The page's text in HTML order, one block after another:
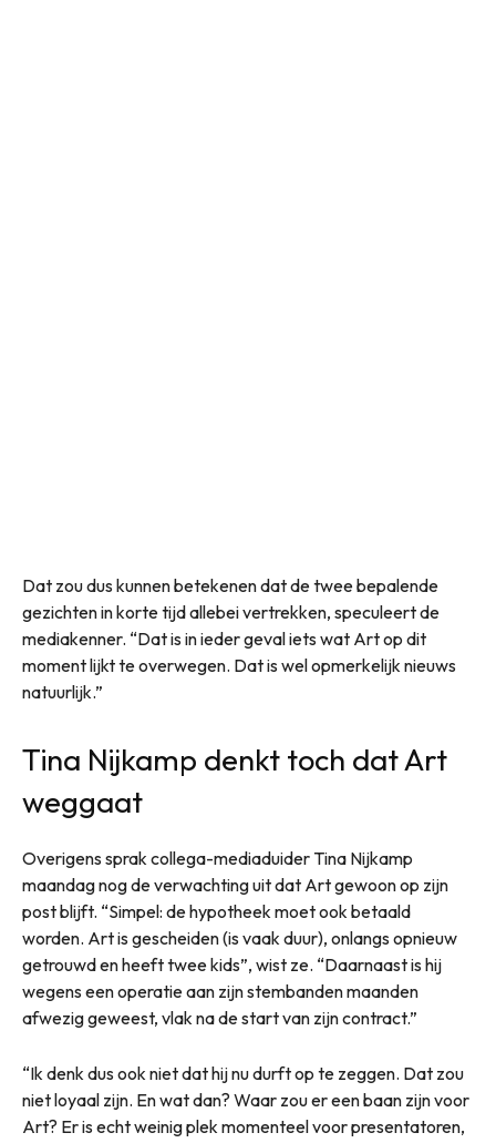
Dat zou dus kunnen betekenen dat de twee bepalende
gezichten in korte tijd allebei vertrekken, speculeert de
mediakenner. “Dat is in ieder geval iets wat Art op dit
moment lijkt te overwegen. Dat is wel opmerkelijk nieuws
natuurlijk.”
Tina Nijkamp denkt toch dat Art
weggaat
Overigens sprak collega-mediaduider Tina Nijkamp
maandag nog de verwachting uit dat Art gewoon op zijn
post blijft. “Simpel: de hypotheek moet ook betaald
worden. Art is gescheiden (is vaak duur), onlangs opnieuw
getrouwd en heeft twee kids”, wist ze. “Daarnaast is hij
wegens een operatie aan zijn stembanden maanden
afwezig geweest, vlak na de start van zijn contract.”
“Ik denk dus ook niet dat hij nu durft op te zeggen. Dat zou
niet loyaal zijn. En wat dan? Waar zou er een baan zijn voor
Art? Er is echt weinig plek momenteel voor presentatoren,